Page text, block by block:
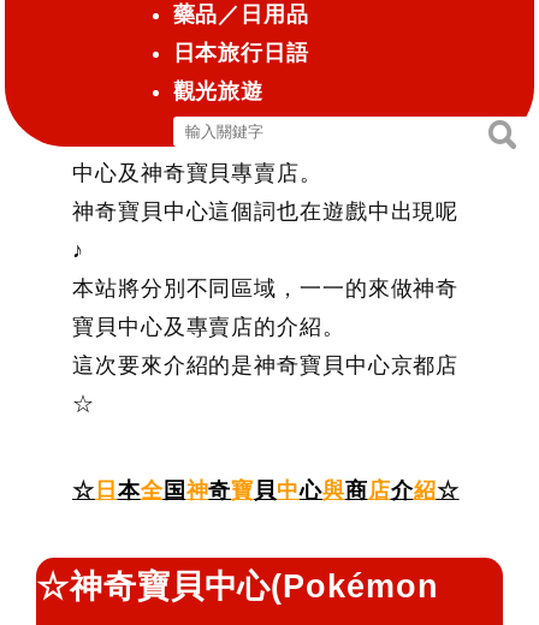
藥品／日用品
日本旅行日語
觀光旅遊
搜
尋
關
字:
搜
在全世界都非常受到歡迎的神奇寶貝
(精靈寶可夢)
能夠購入神奇寶貝周邊的便是神奇寶貝
中心及神奇寶貝專賣店。
神奇寶貝中心這個詞也在遊戲中出現呢
♪
本站將分別不同區域，一一的來做神奇
寶貝中心及專賣店的介紹。
這次要來介紹的是神奇寶貝中心京都店
☆
☆ 日 本全国 神奇寶 貝中心與商店介紹☆
☆神奇寶貝中心(Pokémon